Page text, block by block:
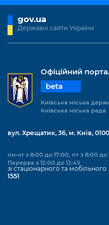
Підприємства,
Kyiv International
Річні звіти
Гендерна політика
Безбар'єрність
Київська міська
Міський застосунок
Важливе під час
Уряд» – місцевий
Важливе під час
Портал даних Києва
gov.ua
Державні сайти України
Офіційний
beta
Київська міська
Київська міська рада
вул. Хрещатик, 36, м. Київ,
пн-чт з 8:00 до 17:00, пт з 8:00 до
Перерва з 12:00 до 12:45
зі стаціонарного та мобільного
1551